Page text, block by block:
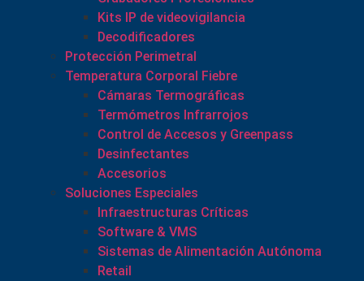
Kits IP de videovigilancia
Decodificadores
Protección Perimetral
Temperatura Corporal Fiebre
Cámaras Termográficas
Termómetros Infrarrojos
Control de Accesos y Greenpass
Desinfectantes
Accesorios
Soluciones Especiales
Infraestructuras Críticas
Software & VMS
Sistemas de Alimentación Autónoma
Retail